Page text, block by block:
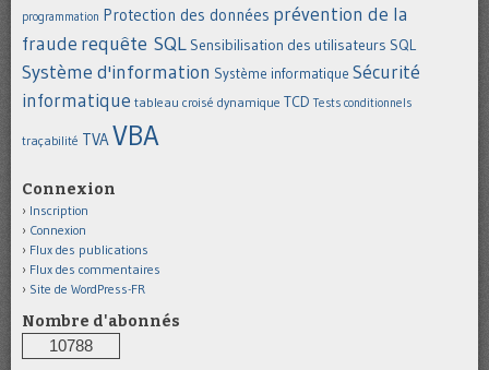
programmation Protection des données prévention de la
fraude requête SQL Sensibilisation des utilisateurs SQL
Système d'information Système informatique Sécurité
informatique tableau croisé dynamique TCD Tests conditionnels
traçabilité TVA VBA
Connexion
Inscription
Connexion
Flux des publications
Flux des commentaires
Site de WordPress-FR
Nombre d'abonnés
10788